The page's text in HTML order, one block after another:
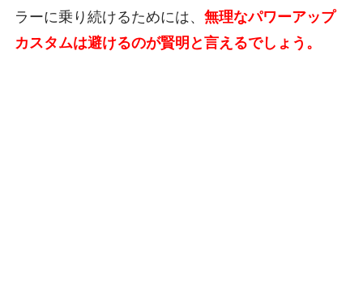
ラーに乗り続けるためには、 無理なパワーアップ
カスタムは避けるのが賢明と言えるでしょう。